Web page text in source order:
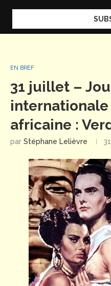
EN BREF
31 juillet –
africaine :
par Stéphane Lelièvre